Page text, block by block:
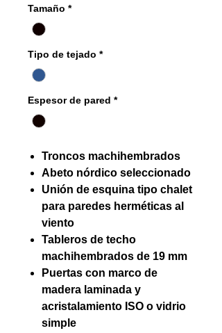
Tamaño *
Tipo de tejado *
Espesor de pared *
Troncos machihembrados
Abeto nórdico seleccionado
Unión de esquina tipo chalet
para paredes herméticas al
viento
Tableros de techo
machihembrados de 19 mm
Puertas con marco de
madera laminada y
acristalamiento ISO o vidrio
simple